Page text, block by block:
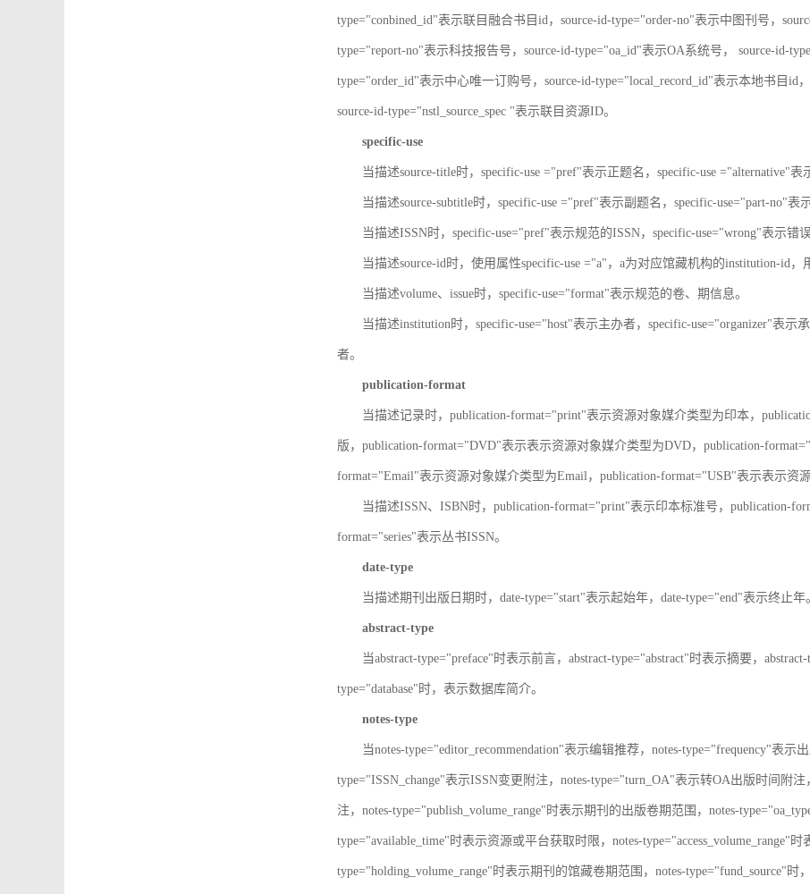
type="conbined_id"表示联目融合书目id，source-id-type="order-no"表示中图刊号，
type="report-no"表示科技报告号，source-id-type="oa_id"表示OA系统号， source-id-
type="order_id"表示中心唯一订购号，source-id-type="local_record_id"表示本地书目id
source-id-type="nstl_source_spec "表示联目资源ID。
specific-use
当描述source-title时，specific-use ="pref"表示正题名，specific-use ="alternative"
当描述source-subtitle时，specific-use ="pref"表示副题名，specific-use="part-no"表
当描述ISSN时，specific-use="pref"表示规范的ISSN，specific-use="wrong"表示错
当描述source-id时，使用属性specific-use ="a"，a为对应馆藏机构的institution-id，
当描述volume、issue时，specific-use="format"表示规范的卷、期信息。
当描述institution时，specific-use="host"表示主办者，specific-use="organizer"表示
者。
publication-format
当描述记录时，publication-format="print"表示资源对象媒介类型为印本，
版，publication-format="DVD"表示表示资源对象媒介类型为DVD，publication-
format="Email"表示资源对象媒介类型为Email，publication-format="USB"表示表示资
当描述ISSN、ISBN时，publication-format="print"表示印本标准号，publication-
format="series"表示丛书ISSN。
date-type
当描述期刊出版日期时，date-type="start"表示起始年，date-type="end"表示终止年
abstract-type
当abstract-type="preface"时表示前言，abstract-type="abstract"时表示摘要，
type="database"时，表示数据库简介。
notes-type
当notes-type="editor_recommendation"表示编辑推荐，notes-type="frequency"表示
type="ISSN_change"表示ISSN变更附注，notes-type="turn_OA"表示转OA出版时间附
注，notes-type="publish_volume_range"时表示期刊的出版卷期范围，notes-
type="available_time"时表示资源或平台获取时限，notes-type="access_volume_range"
type="holding_volume_range"时表示期刊的馆藏卷期范围，notes-type="fund_source"